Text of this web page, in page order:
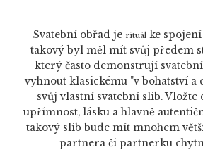
Svatební obřad je rituál ke
takový byl měl mít svůj předem
který často demonstrují
vyhnout klasickému "v bohatství a
svůj vlastní svatební slib. Vložte
upřímnost, lásku a hlavně
takový slib bude mít mnohem
partnera či partnerku